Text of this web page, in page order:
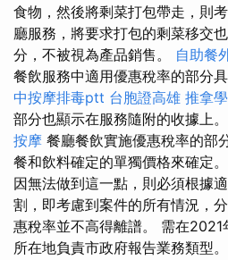
食物，然後將剩菜打包帶走，則
廳服務，將要求打包的剩菜移交
分，不被視為產品銷售。 自助餐
餐飲服務中適用優惠稅率的部分
中按摩排毒ptt 台胞證高雄 推拿
部分也顯示在服務隨附的收據上。
按摩 餐廳餐飲實施優惠稅率的部
餐和飲料確定的單獨價格來確定。
因無法做到這一點，則必須根據
割，即考慮到案件的所有情況，
惠稅率並不高得離譜。 需在
所在地負責市政府報告業務類型。